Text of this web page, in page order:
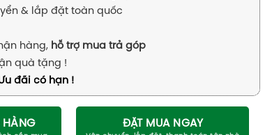
& lắp đặt toàn quốc
hàng, hỗ trợ mua trả góp
quà tặng !
đãi có hạn !
HÀNG ĐẶT MUA NGAY